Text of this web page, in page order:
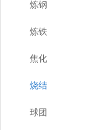
炼钢
炼铁
焦化
烧结
球团